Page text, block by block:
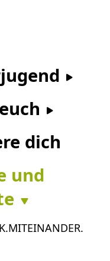
dich
und